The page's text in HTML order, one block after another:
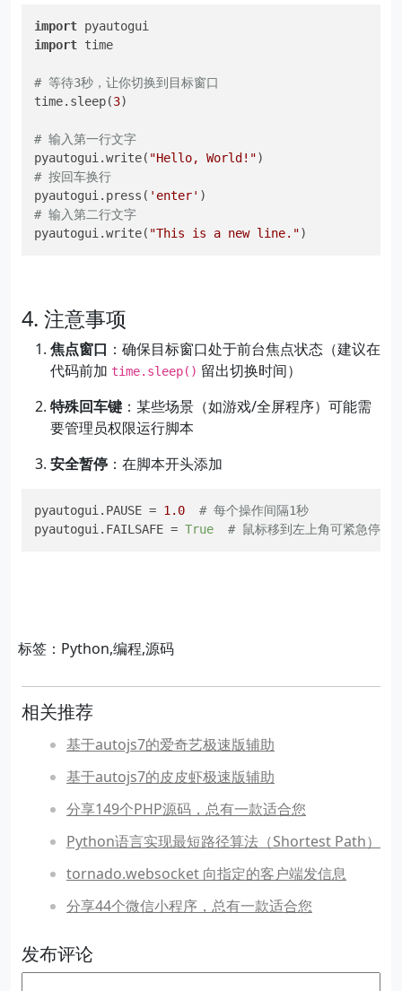
import
import time
# 等待3秒，让你切换到目标窗口
time.sleep(3)
# 输入第一行文字
pyautogui.write( "Hello, World!"
# 按回车换行
pyautogui.press( 'enter'
# 输入第二行文字
pyautogui.write( "This is a new line.")
4. 注意事项
焦点窗口 ：确保目标窗口处于前台焦点状态（建议在
代码前加 time.sleep() 留出切换时间）
特殊回车键 ：某些场景（如游戏/全屏程序）可能需
要管理员权限运行脚本
安全暂停 ：在脚本开头添加
pyautogui.PAUSE = 1.0
# 每个操作间隔1秒
pyautogui.FAILSAFE = True # 鼠标移到左上角可紧急停止
标签：Python,编程,源码
相关推荐
基于autojs7的爱奇艺极速版辅助
基于autojs7的皮皮虾极速版辅助
分享149个PHP源码，总有一款适合您
Python语言实现最短路径算法（Shortest Path）
tornado.websocket 向指定的客户端发信息
分享44个微信小程序，总有一款适合您
发布评论